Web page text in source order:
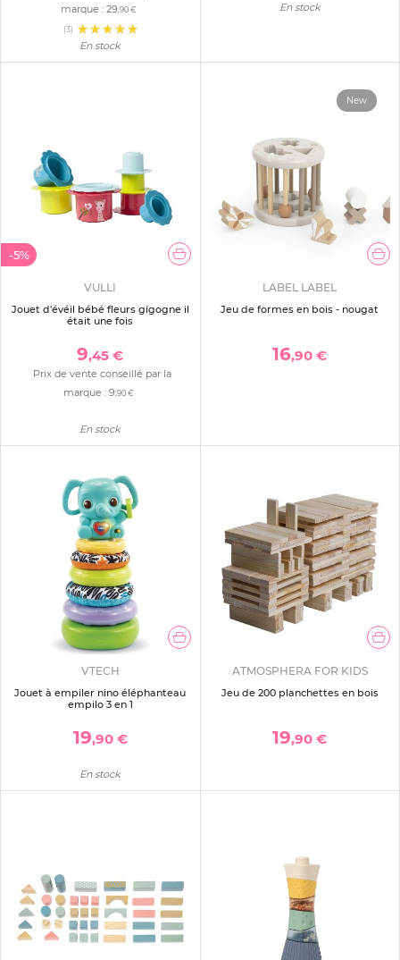
marque : 29,90 €
(3)
En stock
En stock
-5%
VULLI
Jouet d'évéil bébé fleurs gigogne il
était une fois
9,45 €
Prix de vente conseillé par la
marque : 9,90 €
En stock
New
LABEL LABEL
Jeu de formes en bois - nougat
16,90 €
VTECH
Jouet à empiler nino éléphanteau
empilo 3 en 1
19,90 €
En stock
ATMOSPHERA FOR KIDS
Jeu de 200 planchettes en bois
19,90 €